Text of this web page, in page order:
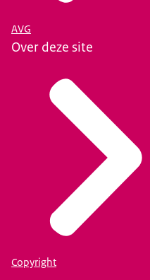
AVG
Over deze site
Copyright